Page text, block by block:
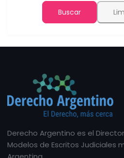
Buscar
Derecho Argentino es el
Modelos de Escritos Judiciales